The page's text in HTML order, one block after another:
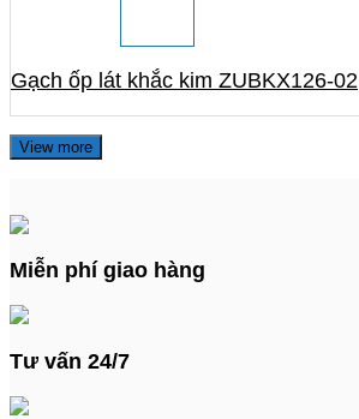
Gạch ốp lát khắc kim ZUBKX126-02
View more
Miễn phí giao hàng
Tư vấn 24/7